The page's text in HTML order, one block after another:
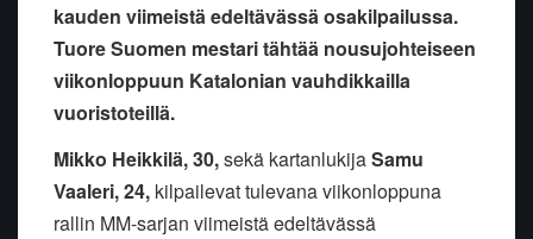
kauden viimeistä edeltävässä osakilpailussa.
Tuore Suomen mestari tähtää nousujohteiseen
viikonloppuun Katalonian vauhdikkailla
vuoristoteillä.
Mikko Heikkilä, 30,sekä kartanlukijaSamu
Vaaleri, 24, kilpailevat tulevana viikonloppuna
rallin MM-sarjan viimeistä edeltävässä